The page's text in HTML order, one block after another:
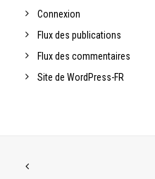
Connexion
Flux des publications
Flux des commentaires
Site de WordPress-FR